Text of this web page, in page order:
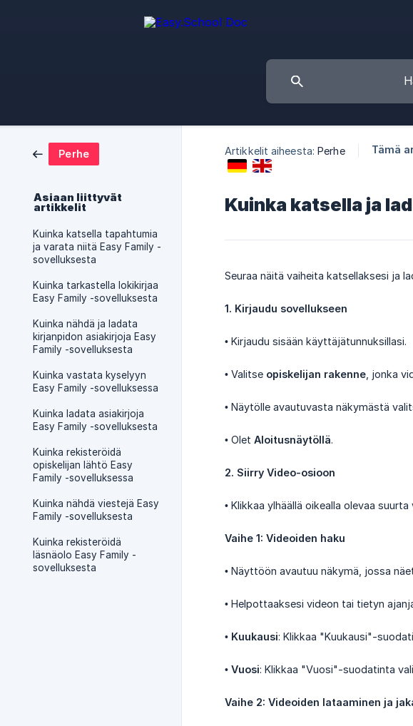
Perhe
Asiaan liittyvät
artikkelit
Kuinka katsella tapahtumia
ja varata niitä Easy Family -
sovelluksesta
Kuinka tarkastella lokikirjaa
Easy Family -sovelluksesta
Kuinka nähdä ja ladata
kirjanpidon asiakirjoja Easy
Family -sovelluksesta
Kuinka vastata kyselyyn
Easy Family -sovelluksessa
Kuinka ladata asiakirjoja
Easy Family -sovelluksesta
Kuinka rekisteröidä
opiskelijan lähtö Easy
Family -sovelluksessa
Kuinka nähdä viestejä Easy
Family -sovelluksesta
Kuinka rekisteröidä
läsnäolo Easy Family -
sovelluksesta
Artikkelit aiheesta: Perhe Tämä
Kuinka katsella ja
Seuraa näitä vaiheita katsellaksesi ja
1. Kirjaudu sovellukseen
• Kirjaudu sisään käyttäjätunnuksillasi.
• Valitse opiskelijan rakenne , jonka
• Näytölle avautuvasta näkymästä
• Olet Aloitusnäytöllä.
2. Siirry Video-osioon
• Klikkaa ylhäällä oikealla olevaa suurta
Vaihe 1: Videoiden haku
• Näyttöön avautuu näkymä, jossa
• Helpottaaksesi videon tai tietyn
• Kuukausi: Klikkaa "Kuukausi"-
• Vuosi: Klikkaa "Vuosi"-suodatinta
Vaihe 2: Videoiden lataaminen ja